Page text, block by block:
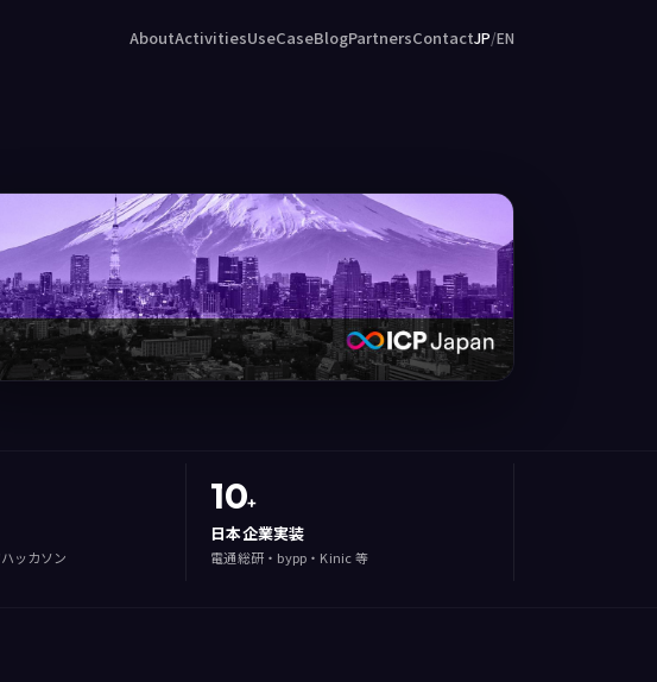
AboutActivitiesUseCaseBlogPartnersContactJP/EN
ッカソン
10+
日本企業実装
電通総研・bypp・Kinic 等